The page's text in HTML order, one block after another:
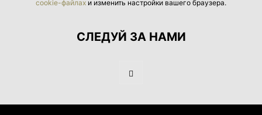
cookie-файлах и изменить настройки вашего браузера.
СЛЕДУЙ ЗА НАМИ